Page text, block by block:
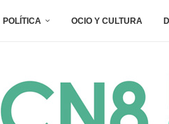
POLÍTICA OCIO Y CULTURA